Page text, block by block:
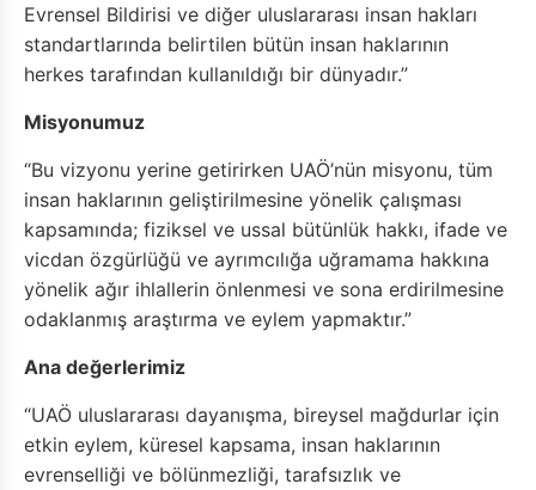
Evrensel Bildirisi ve diğer uluslararası insan hakları
standartlarında belirtilen bütün insan haklarının
herkes tarafından kullanıldığı bir dünyadır.”
Misyonumuz
“Bu vizyonu yerine getirirken UAÖ’nün misyonu, tüm
insan haklarının geliştirilmesine yönelik çalışması
kapsamında; fiziksel ve ussal bütünlük hakkı, ifade ve
vicdan özgürlüğü ve ayrımcılığa uğramama hakkına
yönelik ağır ihlallerin önlenmesi ve sona erdirilmesine
odaklanmış araştırma ve eylem yapmaktır.”
Ana değerlerimiz
“UAÖ uluslararası dayanışma, bireysel mağdurlar için
etkin eylem, küresel kapsama, insan haklarının
evrenselliği ve bölünmezliği, tarafsızlık ve